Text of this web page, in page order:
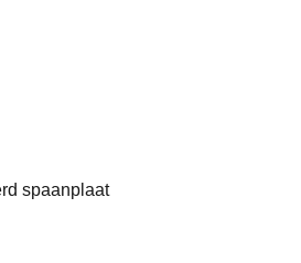
spaanplaat